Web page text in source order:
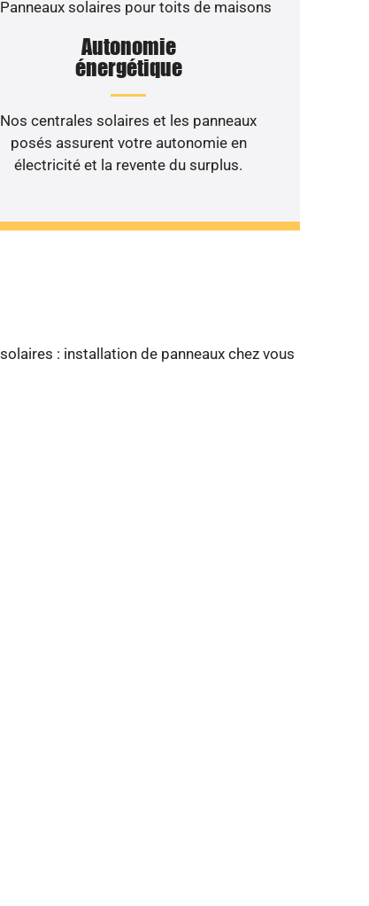
Autonomie
énergétique
Nos centrales solaires et les panneaux
posés assurent votre autonomie en
électricité et la revente du surplus.